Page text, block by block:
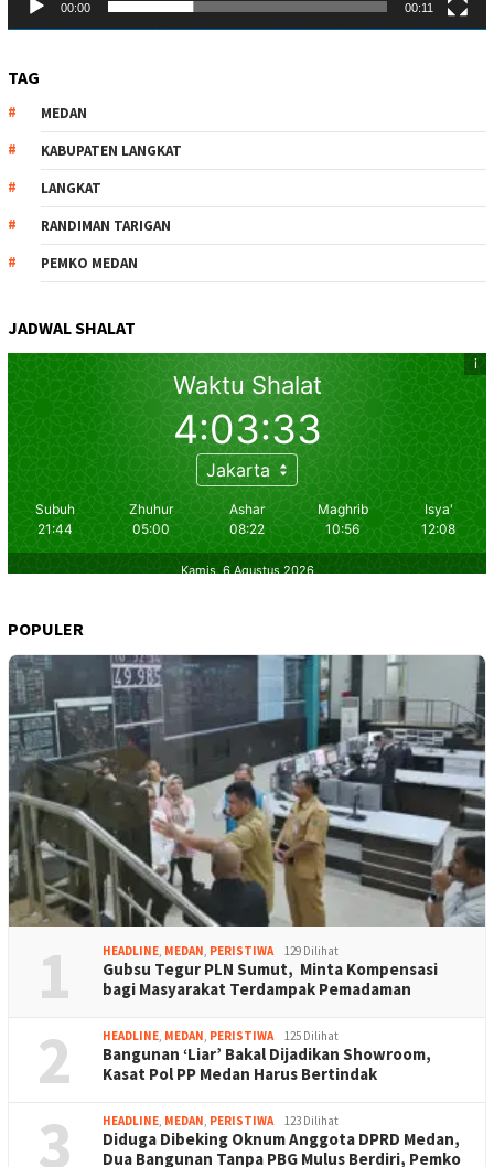
00:00 00:11
TAG
MEDAN
KABUPATEN LANGKAT
LANGKAT
RANDIMAN TARIGAN
PEMKO MEDAN
JADWAL SHALAT
POPULER
1 HEADLINE, MEDAN, PERISTIWA 129 Dilihat
Gubsu Tegur PLN Sumut, Minta Kompensasi
bagi Masyarakat Terdampak Pemadaman
2 HEADLINE, MEDAN, PERISTIWA 125 Dilihat
Bangunan ‘Liar’ Bakal Dijadikan Showroom,
Kasat Pol PP Medan Harus Bertindak
3 HEADLINE, MEDAN, PERISTIWA 123 Dilihat
Diduga Dibeking Oknum Anggota DPRD Medan,
Dua Bangunan Tanpa PBG Mulus Berdiri, Pemko